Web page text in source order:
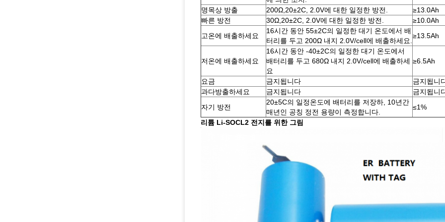
명목상 방출
200Ω,20±2C, 2.0V에 대한 일정한 방전.
≥13.0Ah
빠른 방전
30Ω,20±2C, 2.0V에 대한 일정한 방전.
≥10.0Ah
고온에 배출하세요
16시간 동안 55±2C의 일정한 대기 온도에서 배
터리를 두고 200Ω 내지 2.0V/cell에 배출하세요.
≥13.5Ah
저온에 배출하세요
16시간 동안 -40±2C의 일정한 대기 온도에서
배터리를 두고 680Ω 내지 2.0V/cell에 배출하세
요
≥6.5Ah
요금 금지됩니다
금지됩니
과다방출하세요
금지됩니다
금지됩니
자기 방전
20±5C의 일정온도에 배터리를 저장하, 10년간
매년인 공칭 정전 용량이 측정합니다.
≤1%
리튬 Li-SOCL2 전지를 위한 그림